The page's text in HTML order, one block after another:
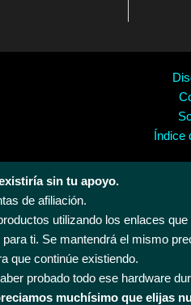
Índice
sin tu apoyo.
de afiliación.
utilizando los enlaces
ti. Se mantendrá el mismo
que continúe existiendo.
probado todo ese hardware
muchísimo que elijas